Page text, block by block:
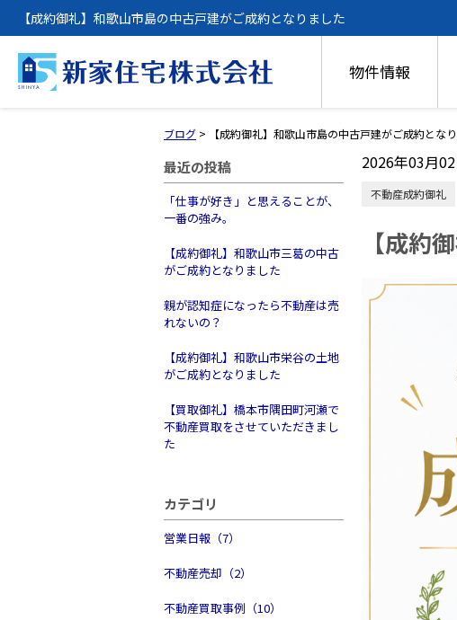
【成約御礼】和歌山市島の中古戸建がご成約となりました
物件情報
ブログ > 【成約御礼】和歌山市島の中古戸建がご成約とな
最近の投稿
「仕事が好き」と思えることが、
一番の強み。
【成約御礼】和歌山市三葛の中古
がご成約となりました
親が認知症になったら不動産は売
れないの？
【成約御礼】和歌山市栄谷の土地
がご成約となりました
【買取御礼】橋本市隅田町河瀬で
不動産買取をさせていただきまし
た
カテゴリ
営業日報（7）
不動産売却（2）
不動産買取事例（10）
2026年03月
不動産成約御礼
【成約